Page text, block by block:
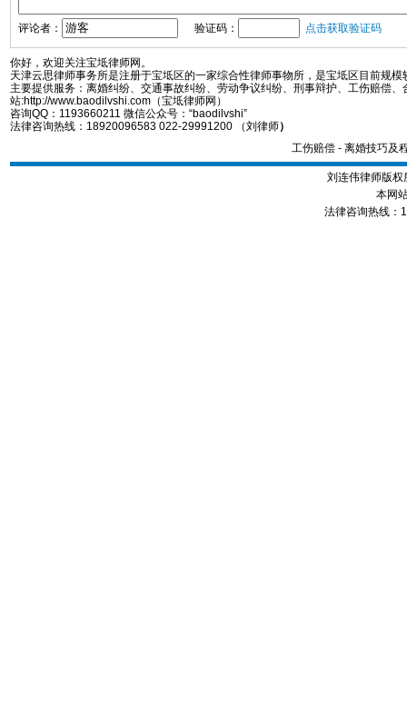
评论者： 验证码： 点击获取验证码
你好，欢迎关注宝坻律师网。
天津云思律师事务所是注册于宝坻区的一家综合性律师事物所，是宝坻区目前规
主要提供服务：离婚纠纷、交通事故纠纷、劳动争议纠纷、刑事辩护、工伤赔偿
站:http://www.baodilvshi.com（宝坻律师网）
咨询QQ：1193660211 微信公众号：“baodilvshi”
法律咨询热线：18920096583 022-29991200 （刘律师）
工伤赔偿- 离婚技巧及
刘连伟律师版
本网
法律咨询热线